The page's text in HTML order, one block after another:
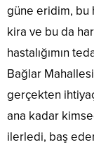
güne eridim, bu
kira ve bu da
hastalığımın
Bağlar
gerçekten
ana kadar
ilerledi, baş